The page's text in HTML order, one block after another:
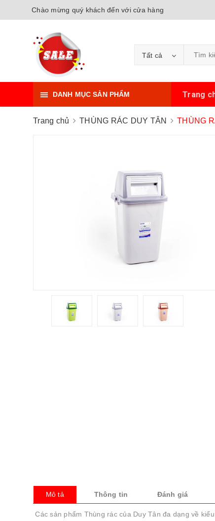
Chào mừng quý khách đến với cửa hàng
Tất cả
DANH MỤC SẢN PHẨM Trang
Trang chủ THÙNG RÁC DUY TÂN THÙNG
Mô tả Thông tin Đánh giá
Các sản phẩm Thùng rác của Duy Tân đa dạng về